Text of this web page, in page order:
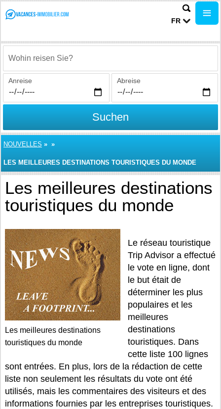
FR
Wohin reisen Sie?
Anreise Abreise
Suchen
NOUVELLES » »
LES MEILLEURES DESTINATIONS TOURISTIQUES DU MONDE
Les meilleures destinations
touristiques du monde
Les meilleures destinations
touristiques du monde
Le réseau touristique
Trip Advisor a effectué
le vote en ligne, dont
le but était de
déterminer les plus
populaires et les
meilleures
destinations
touristiques. Dans
cette liste 100 lignes
sont entrées. En plus, lors de la rédaction de cette
liste non seulement les résultats du vote ont été
utilisés, mais les commentaires des visiteurs et des
informations fournies par les entreprises touristiques.